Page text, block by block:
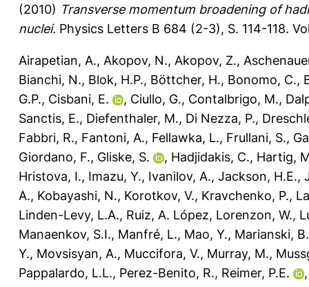
(2010) Transverse momentum broadening of
nuclei. Physics Letters B 684 (2-3), S. 114-118.
Airapetian, A., Akopov, N., Akopov, Z.,
Bianchi, N., Blok, H.P., Böttcher, H., Bonomo, C.,
G.P., Cisbani, E. , Ciullo, G., Contalbrigo, M.,
Sanctis, E., Diefenthaler, M., Di Nezza, P.,
Fabbri, R., Fantoni, A., Fellawka, L., Frullani, S.,
Giordano, F., Gliske, S. , Hadjidakis, C., Hartig,
Hristova, I., Imazu, Y., Ivanilov, A., Jackson, H.E.,
A., Kobayashi, N., Korotkov, V., Kravchenko, P.,
Linden-Levy, L.A., Ruiz, A. López, Lorenzon, W.,
Manaenkov, S.I., Manfré, L., Mao, Y., Marianski, B.
Y., Movsisyan, A., Muccifora, V., Murray, M.,
Pappalardo, L.L., Perez-Benito, R., Reimer, P.E.